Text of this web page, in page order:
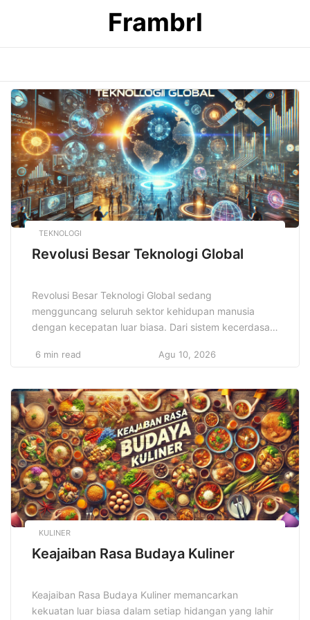
Frambrl
TEKNOLOGI
Revolusi Besar Teknologi Global
Revolusi Besar Teknologi Global sedang
mengguncang seluruh sektor kehidupan manusia
dengan kecepatan luar biasa. Dari sistem kecerdasan
menuju integrasi digital yang menyeluruh. Dunia
agresif terhadap perubahan. Selain itu,
perkembangan teknologi menciptakan peluang besar
bagi inovator untuk memecahkan tantangan dunia
nyata. Dengan demikian, […]
6 min read Agu 10, 2026
KULINER
Keajaiban Rasa Budaya Kuliner
Keajaiban Rasa Budaya Kuliner memancarkan
kekuatan luar biasa dalam setiap hidangan yang lahir